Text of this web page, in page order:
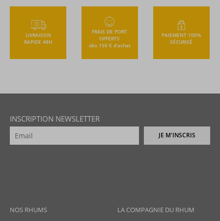
LIVRAISON
RAPIDE 48H
FRAIS DE PORT
OFFERTS
dès 150 € d’achat
PAIEMENT 100%
SÉCURISÉ
INSCRIPTION NEWSLETTER
JE M'INSCRIS
NOS RHUMS LA COMPAGNIE DU RHUM